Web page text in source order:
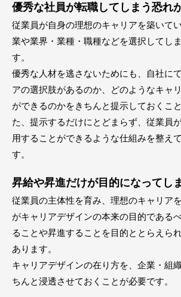
優秀な社員が転職してしまう恐れ
従業員が自身の理想のキャリアを築いて
業や業界・業種・職種などを選択してし
す。
優秀な人材を逃さないためにも、自社に
アの選択肢があるのか、どのようなキャ
ができるのかをきちんと提示しておくこ
た、提示するだけにとどまらず、従業員
用することができるような仕組みを整え
す。
昇給や昇進だけが目的になってし
従業員の主体性を育み、理想のキャリア
がキャリアデザインの本来の目的である
ることや昇進することを目的ととらえら
あります。
キャリアデザインの在り方を、企業・組
ちんと浸透させておくことが必要です。